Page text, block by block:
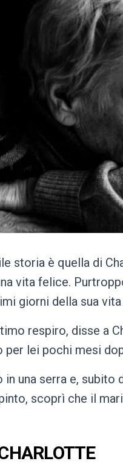
storia è quella di
vita felice.
giorni della sua vita
respiro, disse a
per lei pochi mesi
in una serra e,
scoprì che il